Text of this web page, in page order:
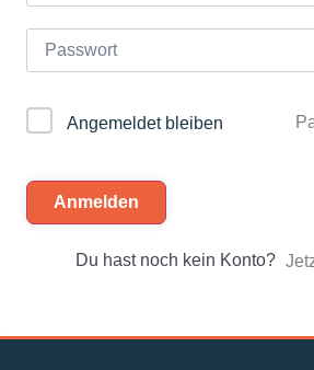
Angemeldet bleiben
Anmelden
Du hast noch kein Konto?